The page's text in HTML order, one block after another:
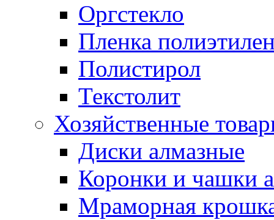
Оргстекло
Пленка
Полистирол
Текстолит
Хозяйственные
Диски алмазные
Коронки и чашки
Мраморная